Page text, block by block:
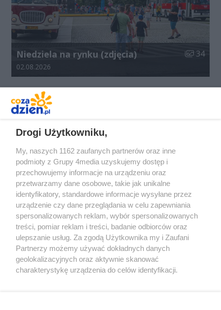
Niedziela na rynku (zdjęcia) Liczba
34
Data dodania galerii:
02.08.2026
Redakcja Reklama Prywatność
Praca Łódź
the:protocol
Drogi Użytkowniku,
My, naszych 1162 zaufanych partnerów oraz inne
podmioty z Grupy 4media uzyskujemy dostęp i
przechowujemy informacje na urządzeniu oraz
przetwarzamy dane osobowe, takie jak unikalne
identyfikatory, standardowe informacje wysyłane przez
urządzenie czy dane przeglądania w celu zapewniania
spersonalizowanych reklam, wybór spersonalizowanych
treści, pomiar reklam i treści, badanie odbiorców oraz
ulepszanie usług. Za zgodą Użytkownika my i Zaufani
Partnerzy możemy używać dokładnych danych
geolokalizacyjnych oraz aktywnie skanować
charakterystykę urządzenia do celów identyfikacji.